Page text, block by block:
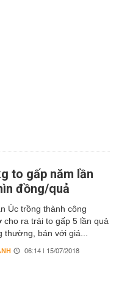
to gấp năm lần
đồng/quả
Úc trồng thành công
cho ra trái to gấp 5 lần quả
thường, bán với giá...
06:14 | 15/07/2018